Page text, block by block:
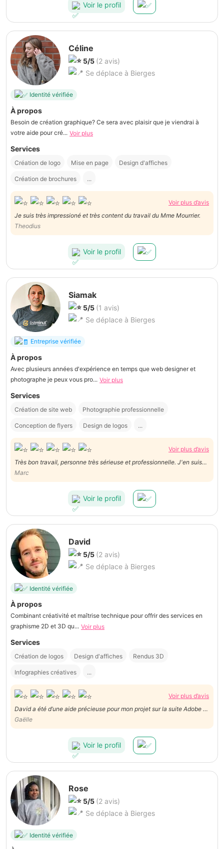
Voir le profil
Céline
5/5 (2 avis)
Se déplace à Bierges
Identité vérifiée
À propos
Besoin de création graphique? Ce sera avec plaisir que je viendrai à
votre aide pour cré... Voir plus
Services
Création de logo Mise en page Design d'affiches
Création de brochures ...
Voir plus d’avis
Je suis très impressioné et très content du travail du Mme Mourrier.
Theodius
Voir le profil
Siamak
5/5 (1 avis)
Se déplace à Bierges
Entreprise vérifiée
À propos
Avec plusieurs années d'expérience en temps que web designer et
photographe je peux vous pro... Voir plus
Services
Création de site web Photographie professionnelle
Conception de flyers Design de logos ...
Voir plus d’avis
Très bon travail, personne très sérieuse et professionnelle. J'en suis
pleinement satisfait.
Marc
Voir le profil
David
5/5 (2 avis)
Se déplace à Bierges
Identité vérifiée
À propos
Combinant créativité et maîtrise technique pour offrir des services en
graphisme 2D et 3D qu... Voir plus
Services
Création de logos Design d'affiches Rendus 3D
Infographies créatives ...
Voir plus d’avis
David a été d’une aide précieuse pour mon projet sur la suite Adobe et
sur Figma ! Il est très flexible, concerné et prend le temps de faire les
choses correctement. Je le recommande les yeux fermés, encore
Gaëlle
Voir le profil
Rose
5/5 (2 avis)
Se déplace à Bierges
Identité vérifiée